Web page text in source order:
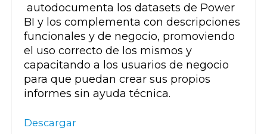
autodocumenta los datasets de Power
BI y los complementa con descripciones
funcionales y de negocio, promoviendo
el uso correcto de los mismos y
capacitando a los usuarios de negocio
para que puedan crear sus propios
informes sin ayuda técnica.
Descargar